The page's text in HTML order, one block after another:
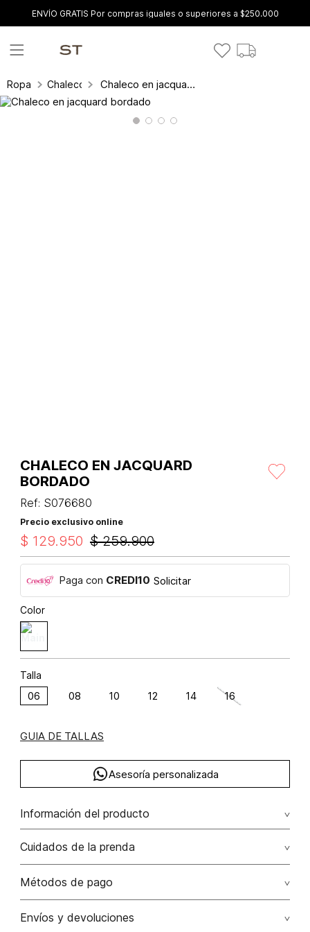
ENVÍO GRATIS Por compras iguales o superiores a $250.000
Ropa Chalecos Chaleco en jacquard bordado
CHALECO EN JACQUARD
BORDADO
Ref: S076680
Precio exclusivo online
$ 259.900
$ 129.950
Paga con CREDI10 Solicitar
Color
Talla
06 08 10 12 14 16
GUIA DE TALLAS
Asesoría personalizada
Información del producto
F33-denim boho bordado (np) algodón 66% poliéster 34%
66.00% algodón/cotton34.00% poliéster/polyester
Cuidados de la prenda
Lavar con colores similares. no secar en máquina. los
Métodos de pago
Tarjetas de crédito: Visa, Dinners, Master Card y American
Envíos y devoluciones